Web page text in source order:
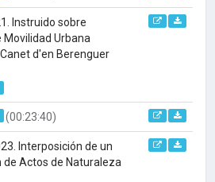
Instruido sobre
Movilidad Urbana
d'en Berenguer
(00:23:40)
Interposición de un
de Actos de Naturaleza